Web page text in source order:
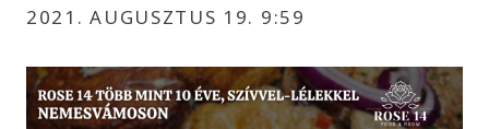
2021. AUGUSZTUS 19. 9:59